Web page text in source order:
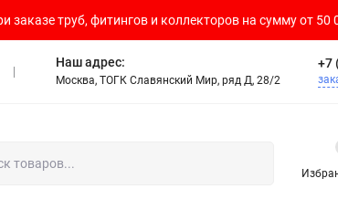
заказе труб, фитингов и коллекторов на сумму от 50
Наш адрес:
Москва, ТОГК Славянский Мир, ряд Д, 28/2
+7